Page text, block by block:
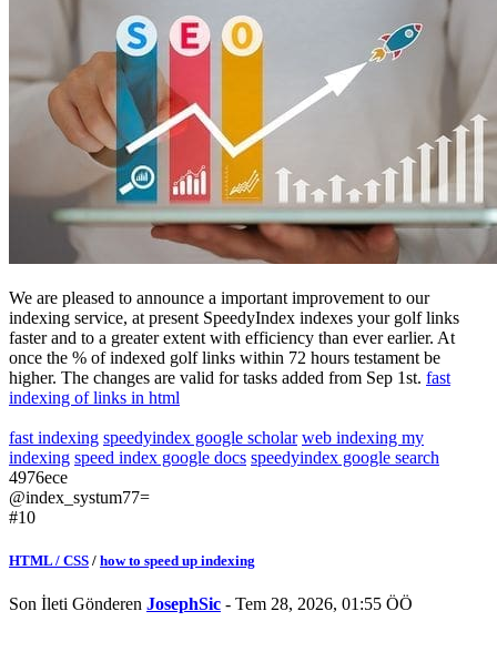
We are pleased to announce a important improvement to our
indexing service, at present SpeedyIndex indexes your golf links
faster and to a greater extent with efficiency than ever earlier. At
once the % of indexed golf links within 72 hours testament be
higher. The changes are valid for tasks added from Sep 1st. fast
indexing of links in html
fast indexing speedyindex google scholar web indexing my
indexing speed index google docs speedyindex google search
4976ece
@index_systum77=
#10
HTML / CSS / how to speed up indexing
Son İleti Gönderen JosephSic - Tem 28, 2026, 01:55 ÖÖ